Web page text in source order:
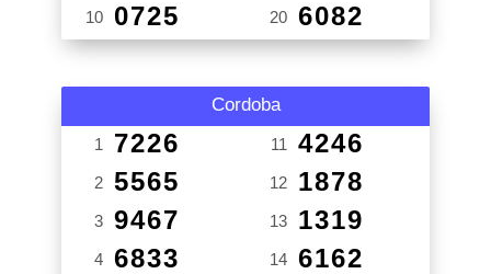
10 0725 20 6082
Cordoba
1 7226
2 5565
3 9467
4 6833
11 4246
12 1878
13 1319
14 6162